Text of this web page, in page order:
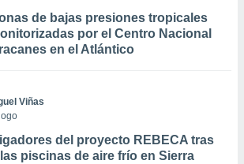
de bajas presiones tropicales
por el Centro Nacional
en el Atlántico
Viñas
del proyecto REBECA tras
piscinas de aire frío en Sierra